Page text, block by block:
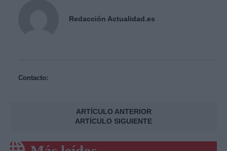
Redacción Actualidad.es
Contacto:
ARTÍCULO ANTERIOR
ARTÍCULO SIGUIENTE